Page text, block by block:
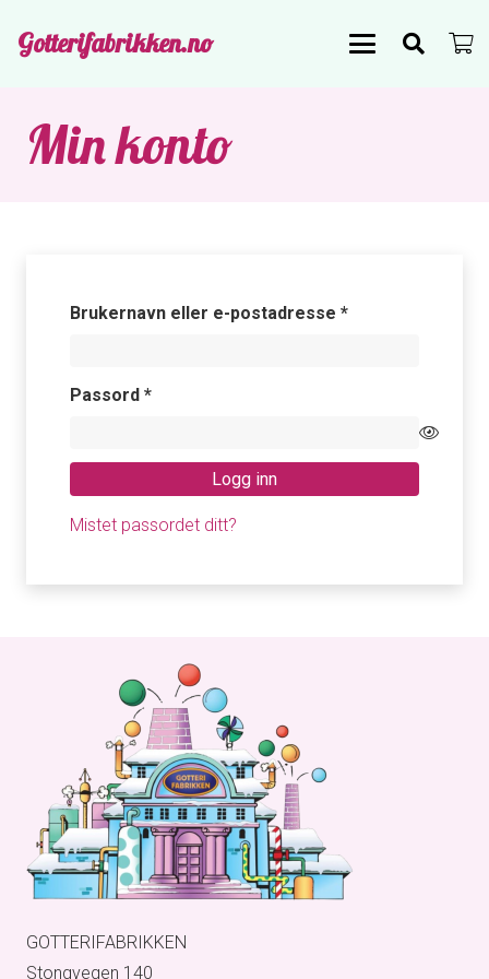
Gotterifabrikken.no
Min konto
Brukernavn eller e-postadresse *Påkrevd
Passord *Påkrevd
Logg inn
Mistet passordet ditt?
GOTTERIFABRIKKEN
Stongvegen 140